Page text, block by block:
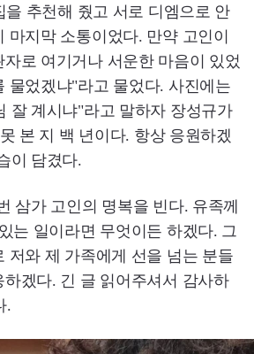
을 추천해 줬고 서로 디엠으로 안
마지막 소통이었다. 만약 고인이
로 여기거나 서운한 마음이 있었
물었겠냐"라고 물었다. 사진에는
잘 계시냐"라고 말하자 장성규가
본 지 백 년이다. 항상 응원하겠
이 담겼다.
삼가 고인의 명복을 빈다. 유족께
는 일이라면 무엇이든 하겠다. 그
저와 제 가족에게 선을 넘는 분들
겠다. 긴 글 읽어주셔서 감사하
.